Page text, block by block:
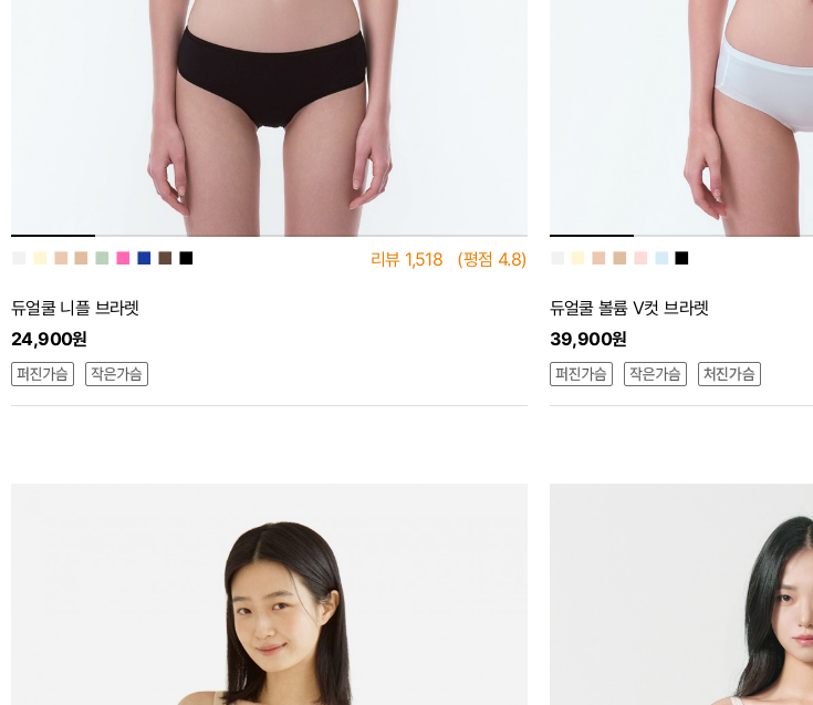
■ ■ ■ ■ ■ ■ ■ ■ 리뷰 1,518 (평점 4.8)
듀얼쿨 니플 브라렛
24,900원
■ ■ ■ ■ ■ ■
듀얼쿨 볼륨 V컷 브라렛
39,900원